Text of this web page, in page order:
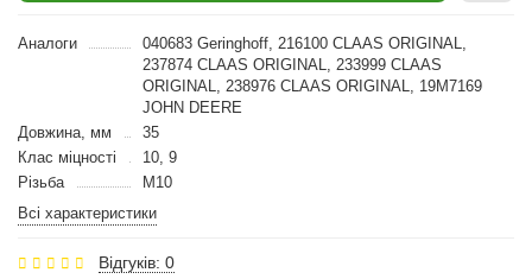
Аналоги
040683 Geringhoff, 216100 CLAAS ORIGINAL,
237874 CLAAS ORIGINAL, 233999 CLAAS
ORIGINAL, 238976 CLAAS ORIGINAL, 19M7169
JOHN DEERE
Довжина, мм
35
Клас міцності
10, 9
Різьба
M10
Всі характеристики
Відгуків: 0